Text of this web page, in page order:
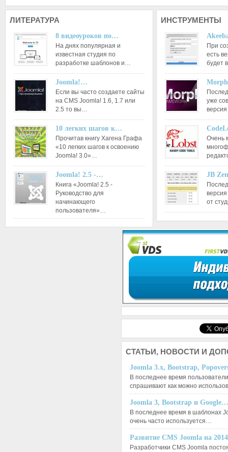
ЛИТЕРАТУРА
8 видеоуроков по…
На днях популярная и
известная студия по
разработке шаблонов и…
Joomla!…
Если вы часто создаете сайты
на CMS Joomla! 1.6, 1.7 или
2.5 то вы…
10 легких шагов к…
Прочитав книгу Хагена Графа
«10 легких шагов к освоению
Joomla! 3.0»…
Joomla! 2.5 -…
Книга «Joomla! 2.5 -
Руководство для
начинающего
пользователя»…
ИНСТРУМЕНТЫ
При
есть
будет
уже
Очень
JB
от
СТАТЬИ, НОВОСТИ И
Joomla 3.x, Bootstrap,
В последнее время
спрашивают как можно
Joomla 3, Bootstrap и Google…
В последнее время в шаблонах
очень часто используется…
Развитие CMS Joomla на
Разработчики CMS Joomla